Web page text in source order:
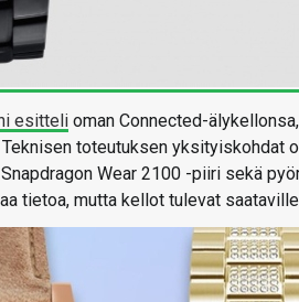
esitteli oman Connected-
toteutuksen yksityiskohdat
Wear 2100 -piiri sekä
tietoa, mutta kellot tulevat